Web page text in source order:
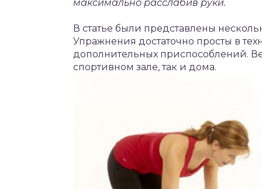
максимально расслабив руки.
В статье были представлены
Упражнения достаточно просты в
дополнительных приспособлений.
спортивном зале, так и дома.